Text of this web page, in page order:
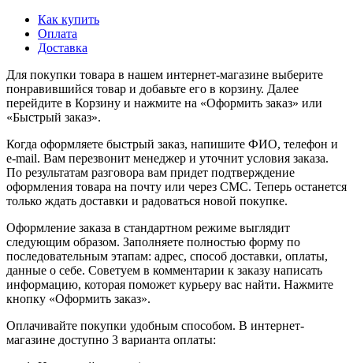
Как купить
Оплата
Доставка
Для покупки товара в нашем интернет-магазине выберите
понравившийся товар и добавьте его в корзину. Далее
перейдите в Корзину и нажмите на «Оформить заказ» или
«Быстрый заказ».
Когда оформляете быстрый заказ, напишите ФИО, телефон и
e-mail. Вам перезвонит менеджер и уточнит условия заказа.
По результатам разговора вам придет подтверждение
оформления товара на почту или через СМС. Теперь останется
только ждать доставки и радоваться новой покупке.
Оформление заказа в стандартном режиме выглядит
следующим образом. Заполняете полностью форму по
последовательным этапам: адрес, способ доставки, оплаты,
данные о себе. Советуем в комментарии к заказу написать
информацию, которая поможет курьеру вас найти. Нажмите
кнопку «Оформить заказ».
Оплачивайте покупки удобным способом. В интернет-
магазине доступно 3 варианта оплаты: